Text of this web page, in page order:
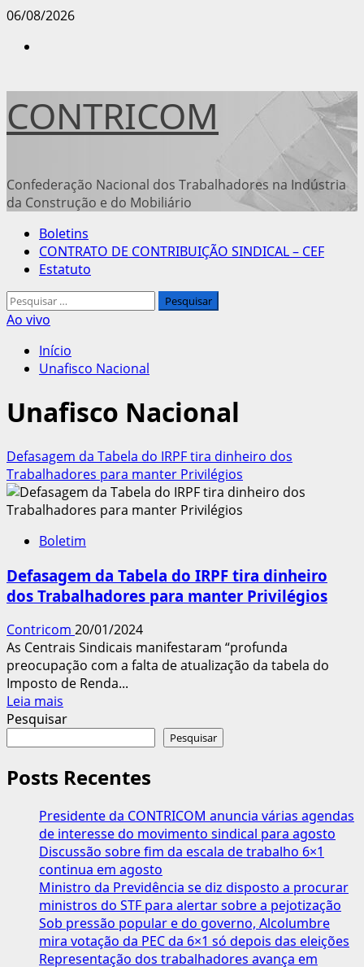
Avançar
06/08/2026
CONTRICOM
Confederação Nacional dos Trabalhadores na Indústria
da Construção e do Mobiliário
Menu
principal
Boletins
CONTRATO DE CONTRIBUIÇÃO SINDICAL – CEF
Estatuto
Pesquisar
por:
Ao vivo
Início
Unafisco Nacional
Unafisco Nacional
Defasagem da Tabela do IRPF tira dinheiro dos
Trabalhadores para manter Privilégios
Boletim
Defasagem da Tabela do IRPF tira dinheiro
dos Trabalhadores para manter Privilégios
Contricom 20/01/2024
As Centrais Sindicais manifestaram “profunda
preocupação com a falta de atualização da tabela do
Imposto de Renda...
Leia mais
mais
da
Tabela
do
IRPF
tira
dinheiro
dos
Trabalhadores
para
manter
Privilégios
Pesquisar
Pesquisar
Posts Recentes
Presidente da CONTRICOM anuncia várias agendas
de interesse do movimento sindical para agosto
Discussão sobre fim da escala de trabalho 6×1
continua em agosto
Ministro da Previdência se diz disposto a procurar
ministros do STF para alertar sobre a pejotização
Sob pressão popular e do governo, Alcolumbre
mira votação da PEC da 6×1 só depois das eleições
Representação dos trabalhadores avança em